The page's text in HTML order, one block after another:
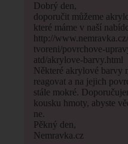
Dobrý den,
doporučit můžeme
které máme v naší
http://
tvoreni/povrchove-
atd/akrylove-barvy.html
Některé akrylové barvy
reagovat a na jejich
stále mokré.
kousku hmoty, abyste
ne.
Pěkný den,
Nemravka.cz